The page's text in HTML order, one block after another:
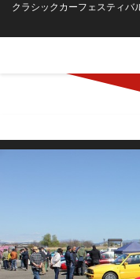
クラシックカーフェスティバ